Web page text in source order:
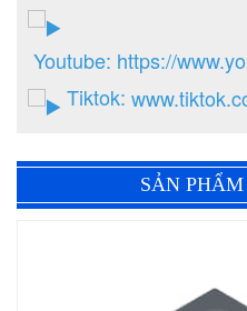
Youtube: https://
Tiktok:
SẢN